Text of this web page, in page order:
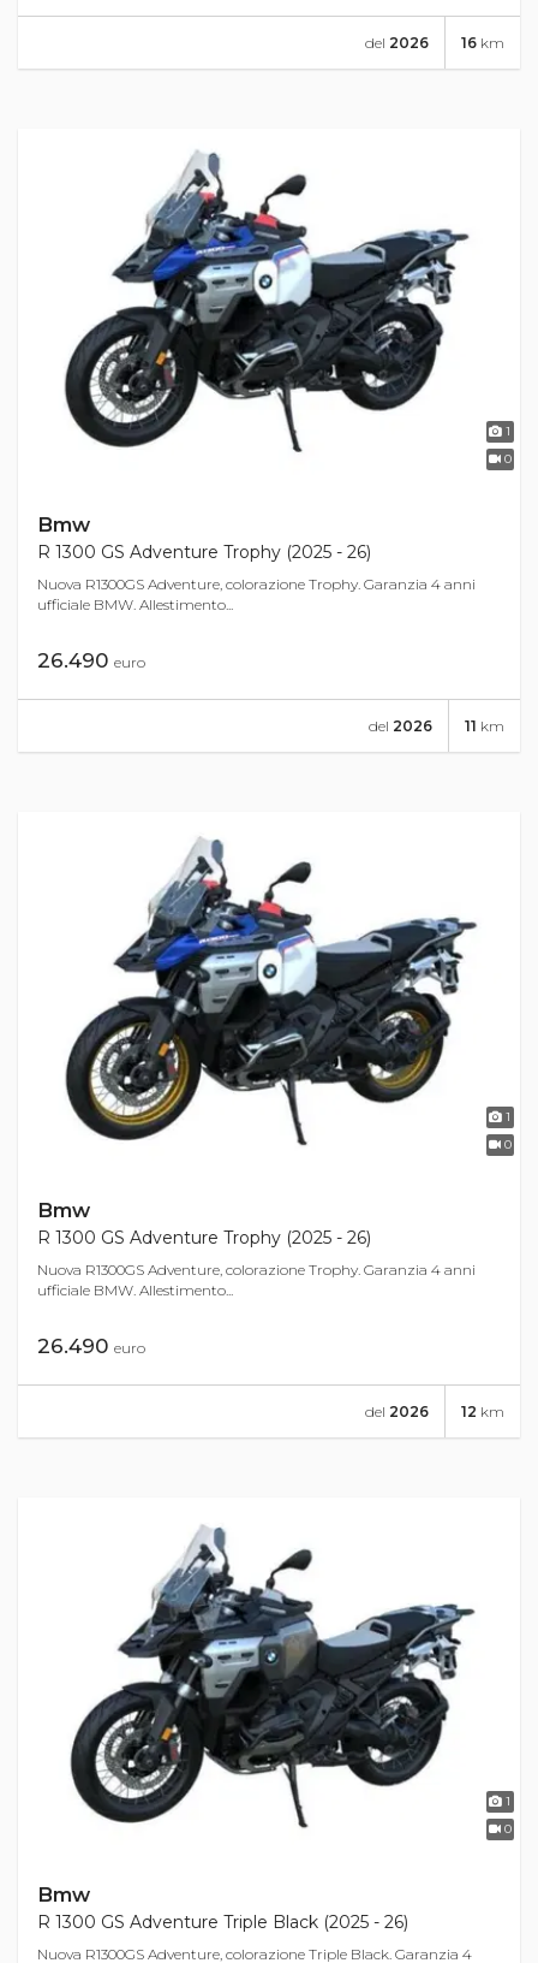
16 km
del 2026
1
0
Bmw
R 1300 GS Adventure Trophy (2025 - 26)
Nuova R1300GS Adventure, colorazione Trophy. Garanzia 4 anni
ufficiale BMW. Allestimento...
26.490 euro
11 km
del 2026
1
0
Bmw
R 1300 GS Adventure Trophy (2025 - 26)
Nuova R1300GS Adventure, colorazione Trophy. Garanzia 4 anni
ufficiale BMW. Allestimento...
26.490 euro
12 km
del 2026
1
0
Bmw
R 1300 GS Adventure Triple Black (2025 - 26)
Nuova R1300GS Adventure, colorazione Triple Black. Garanzia 4